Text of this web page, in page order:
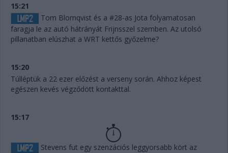
15:21
Tom Blomqvist és a #28-as Jota folyamatosan
faragja le az autó hátrányát Frijnsszel szemben. Az utolsó
pillanatban elúszhat a WRT kettős győzelme?
15:20
Túlléptük a 22 ezer előzést a verseny során. Ahhoz képest
egészen kevés végződött kontakttal.
15:17
Stevens fut egy szenzációs leggyorsabb kört az